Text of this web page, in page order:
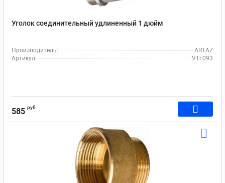
Уголок соединительный удлиненный 1 дюйм
Производитель:
ARTAZ
Артикул:
VTr.093
585 руб